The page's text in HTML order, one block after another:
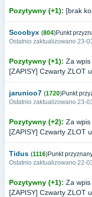
Pozytywny (+1): [brak
Scoobyx (804)Punkt
Ostatnio zaktualizowano 23-
Pozytywny (+1): Za
[ZAPISY] Czwarty ZLOT
jarunioo7 (1720)Punkt
Ostatnio zaktualizowano 23-
Pozytywny (+2): Za
[ZAPISY] Czwarty ZLOT
Tidus (1116)Punkt
Ostatnio zaktualizowano 22-
Pozytywny (+1): Za
[ZAPISY] Czwarty ZLOT